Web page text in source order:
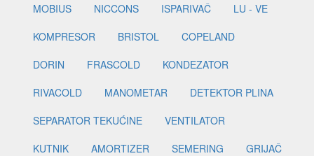
MOBIUS
NICCONS ISPARIVAČ
LU - VE
KOMPRESOR
BRISTOL
COPELAND
DORIN
FRASCOLD
KONDEZATOR
RIVACOLD
MANOMETAR
DETEKTOR PLINA
SEPARATOR TEKUĆINE
VENTILATOR
KUTNIK
AMORTIZER SEMERING
GRIJAČ